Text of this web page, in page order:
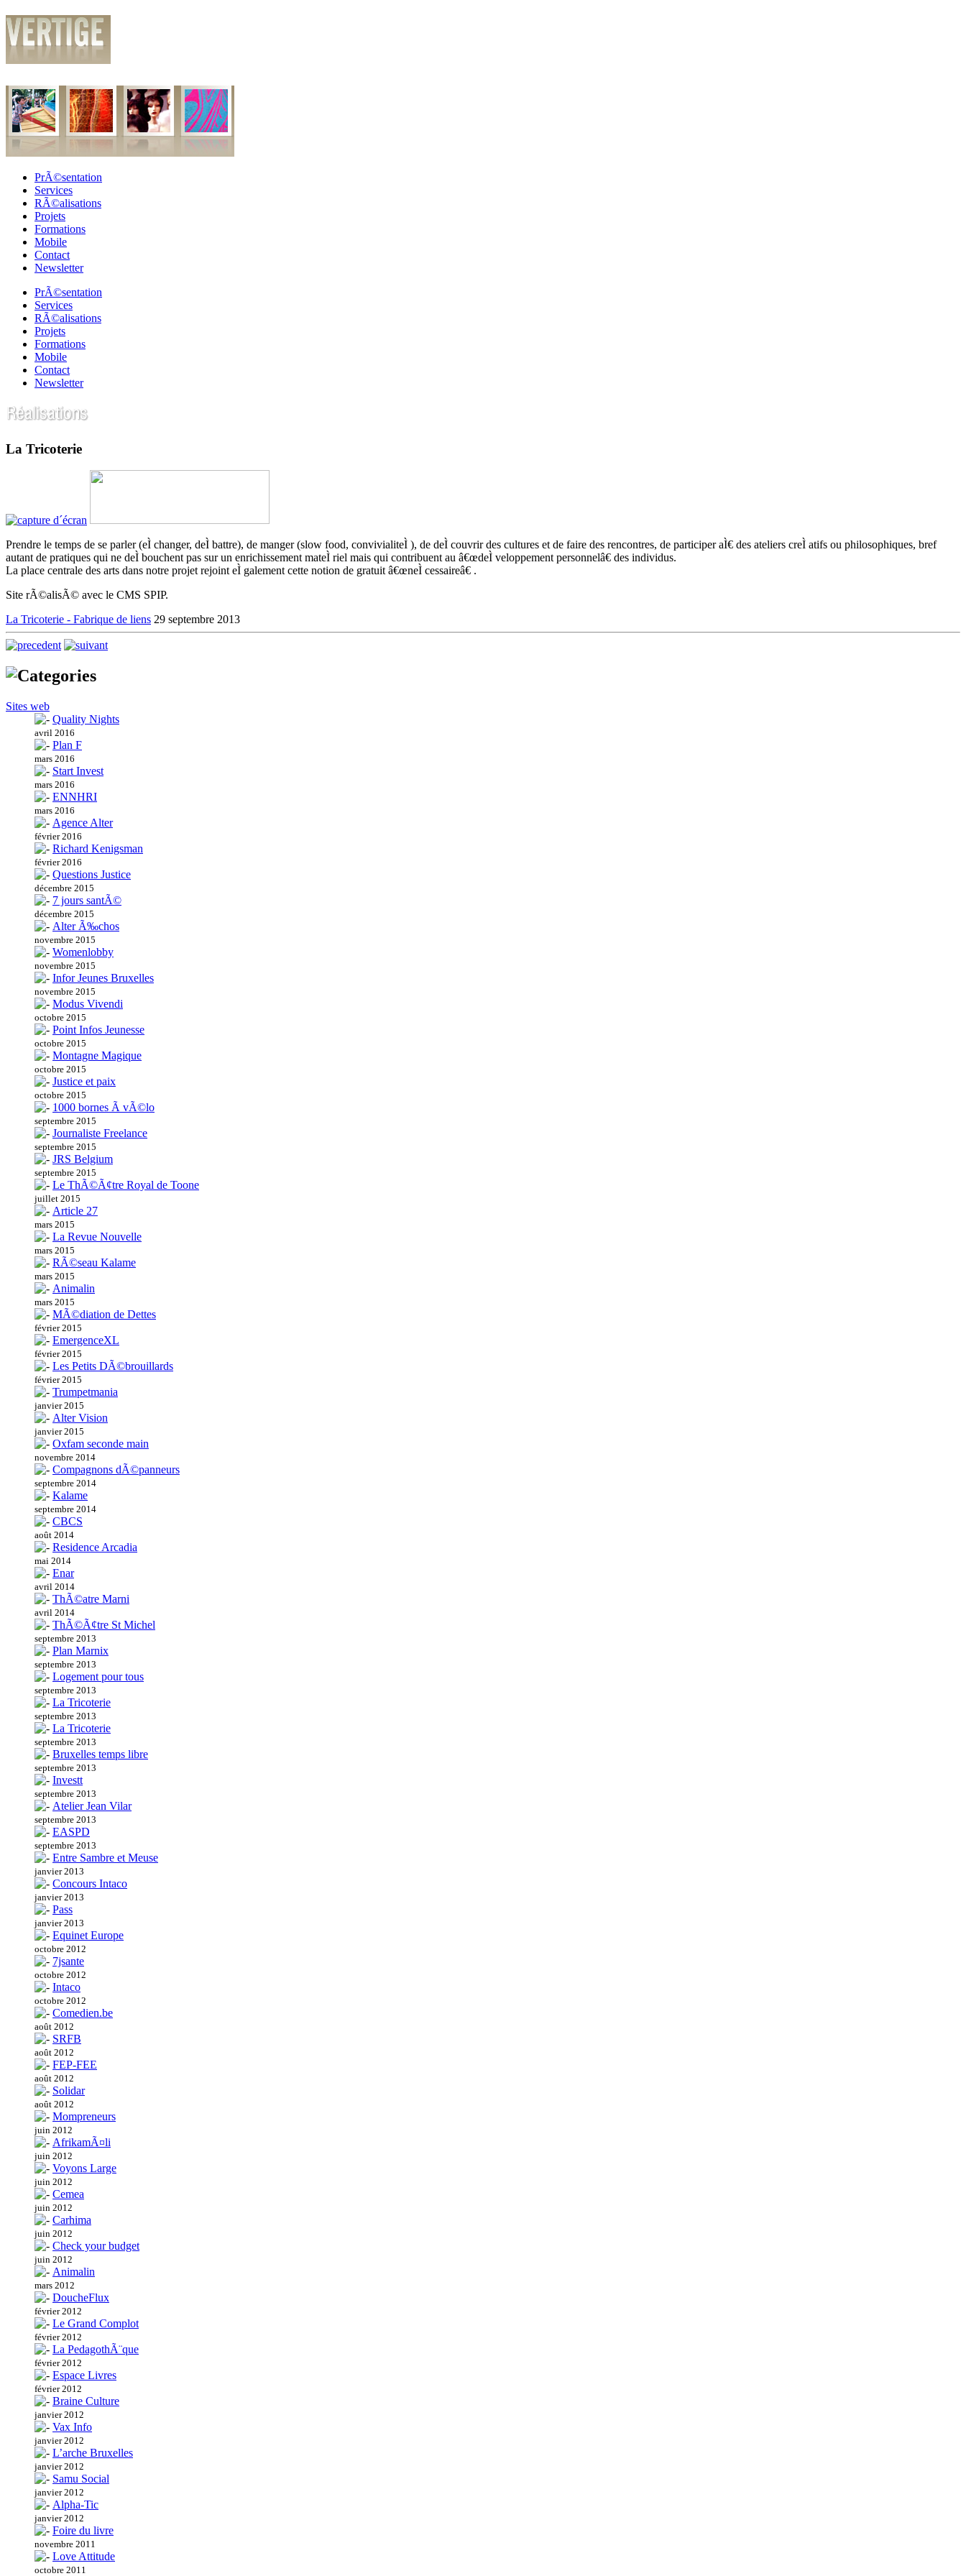
PrÃ©sentation
Services
RÃ©alisations
Projets
Formations
Mobile
Contact
Newsletter
PrÃ©sentation
Services
RÃ©alisations
Projets
Formations
Mobile
Contact
Newsletter
La Tricoterie
Prendre le temps de se parler (eÌ changer, deÌ battre), de manger (slow food, convivialiteÌ ), de deÌ couvrir des cultures et de faire des rencontres, de participer aÌ€ des ateliers creÌ atifs ou philosophiques, bref
autant de pratiques qui ne deÌ bouchent pas sur un enrichissement mateÌ riel mais qui contribuent au â€œdeÌ veloppement personnelâ€ des individus.
La place centrale des arts dans notre projet rejoint eÌ galement cette notion de gratuit â€œneÌ cessaireâ€ .
Site rÃ©alisÃ© avec le CMS SPIP.
La Tricoterie - Fabrique de liens 29 septembre 2013
Sites web
Quality Nights
avril 2016
Plan F
mars 2016
Start Invest
mars 2016
ENNHRI
mars 2016
Agence Alter
février 2016
Richard Kenigsman
février 2016
Questions Justice
décembre 2015
7 jours santÃ©
décembre 2015
Alter Ã‰chos
novembre 2015
Womenlobby
novembre 2015
Infor Jeunes Bruxelles
novembre 2015
Modus Vivendi
octobre 2015
Point Infos Jeunesse
octobre 2015
Montagne Magique
octobre 2015
Justice et paix
octobre 2015
1000 bornes Ã vÃ©lo
septembre 2015
Journaliste Freelance
septembre 2015
JRS Belgium
septembre 2015
Le ThÃ©Ã¢tre Royal de Toone
juillet 2015
Article 27
mars 2015
La Revue Nouvelle
mars 2015
RÃ©seau Kalame
mars 2015
Animalin
mars 2015
MÃ©diation de Dettes
février 2015
EmergenceXL
février 2015
Les Petits DÃ©brouillards
février 2015
Trumpetmania
janvier 2015
Alter Vision
janvier 2015
Oxfam seconde main
novembre 2014
Compagnons dÃ©panneurs
septembre 2014
Kalame
septembre 2014
CBCS
août 2014
Residence Arcadia
mai 2014
Enar
avril 2014
ThÃ©atre Marni
avril 2014
ThÃ©Ã¢tre St Michel
septembre 2013
Plan Marnix
septembre 2013
Logement pour tous
septembre 2013
La Tricoterie
septembre 2013
La Tricoterie
septembre 2013
Bruxelles temps libre
septembre 2013
Investt
septembre 2013
Atelier Jean Vilar
septembre 2013
EASPD
septembre 2013
Entre Sambre et Meuse
janvier 2013
Concours Intaco
janvier 2013
Pass
janvier 2013
Equinet Europe
octobre 2012
7jsante
octobre 2012
Intaco
octobre 2012
Comedien.be
août 2012
SRFB
août 2012
FEP-FEE
août 2012
Solidar
août 2012
Mompreneurs
juin 2012
AfrikamÃ¤li
juin 2012
Voyons Large
juin 2012
Cemea
juin 2012
Carhima
juin 2012
Check your budget
juin 2012
Animalin
mars 2012
DoucheFlux
février 2012
Le Grand Complot
février 2012
La PedagothÃ¨que
février 2012
Espace Livres
février 2012
Braine Culture
janvier 2012
Vax Info
janvier 2012
L’arche Bruxelles
janvier 2012
Samu Social
janvier 2012
Alpha-Tic
janvier 2012
Foire du livre
novembre 2011
Love Attitude
octobre 2011